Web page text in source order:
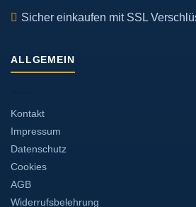
Sicher einkaufen mit SSL
ALLGEMEIN
Kontakt
Impressum
Datenschutz
Cookies
AGB
Widerrufsbelehrung